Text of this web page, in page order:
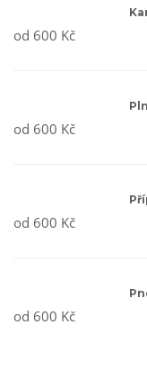
od 600 Kč
od 600 Kč
od 600 Kč
od 600 Kč